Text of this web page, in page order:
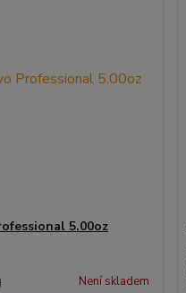
5.00oz
Není skladem